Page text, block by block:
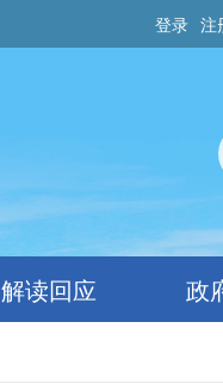
登录 注
解读回应 政